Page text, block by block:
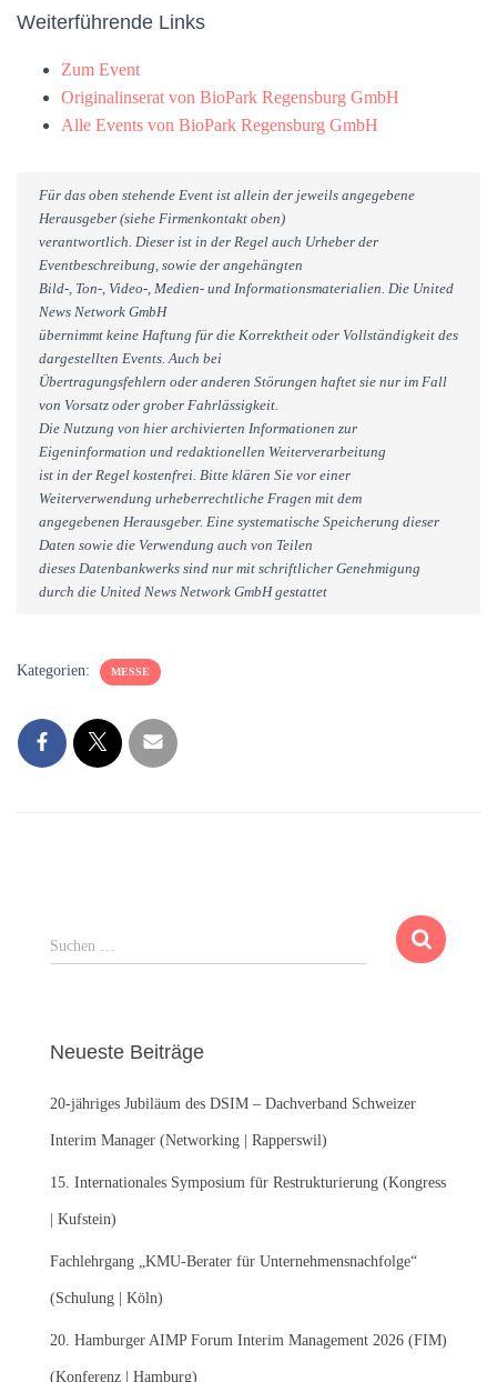
Weiterführende Links
Zum Event
Originalinserat von BioPark Regensburg GmbH
Alle Events von BioPark Regensburg GmbH
Für das oben stehende Event ist allein der jeweils angegebene
Herausgeber (siehe Firmenkontakt oben)
verantwortlich. Dieser ist in der Regel auch Urheber der
Eventbeschreibung, sowie der angehängten
Bild-, Ton-, Video-, Medien- und Informationsmaterialien. Die United
News Network GmbH
übernimmt keine Haftung für die Korrektheit oder Vollständigkeit des
dargestellten Events. Auch bei
Übertragungsfehlern oder anderen Störungen haftet sie nur im Fall
von Vorsatz oder grober Fahrlässigkeit.
Die Nutzung von hier archivierten Informationen zur
Eigeninformation und redaktionellen Weiterverarbeitung
ist in der Regel kostenfrei. Bitte klären Sie vor einer
Weiterverwendung urheberrechtliche Fragen mit dem
angegebenen Herausgeber. Eine systematische Speicherung dieser
Daten sowie die Verwendung auch von Teilen
dieses Datenbankwerks sind nur mit schriftlicher Genehmigung
durch die United News Network GmbH gestattet
Kategorien: MESSE
S
u
n
a
c
:
Suchen …
Neueste Beiträge
20-jähriges Jubiläum des DSIM – Dachverband Schweizer
Interim Manager (Networking | Rapperswil)
15. Internationales Symposium für Restrukturierung (Kongress
| Kufstein)
Fachlehrgang „KMU-Berater für Unternehmensnachfolge“
(Schulung | Köln)
20. Hamburger AIMP Forum Interim Management 2026 (FIM)
(Konferenz | Hamburg)